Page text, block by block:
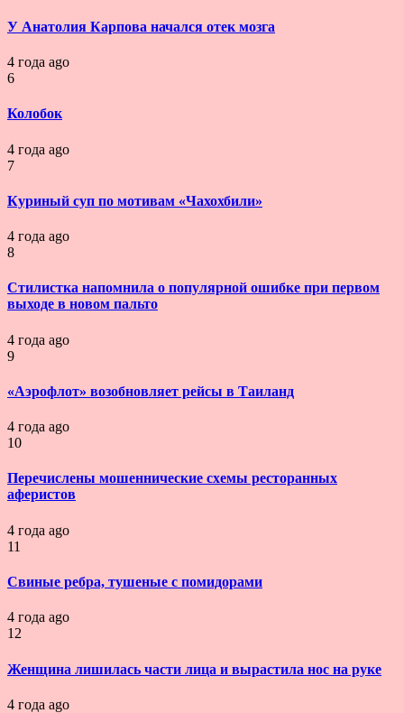
У Анатолия Карпова начался отек мозга
4 года ago
6
Колобок
4 года ago
7
Куриный суп по мотивам «Чахохбили»
4 года ago
8
Стилистка напомнила о популярной ошибке при первом
выходе в новом пальто
4 года ago
9
«Аэрофлот» возобновляет рейсы в Таиланд
4 года ago
10
Перечислены мошеннические схемы ресторанных
аферистов
4 года ago
11
Свиные ребра, тушеные с помидорами
4 года ago
12
Женщина лишилась части лица и вырастила нос на руке
4 года ago